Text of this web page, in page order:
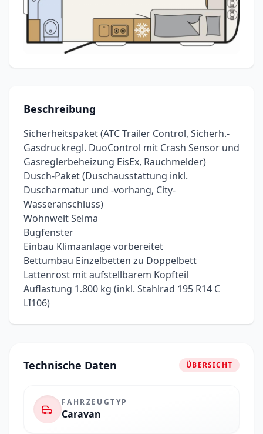
Beschreibung
Sicherheitspaket (ATC Trailer Control, Sicherh.-
Gasdruckregl. DuoControl mit Crash Sensor und
Gasreglerbeheizung EisEx, Rauchmelder)
Dusch-Paket (Duschausstattung inkl.
Duscharmatur und -vorhang, City-
Wasseranschluss)
Wohnwelt Selma
Bugfenster
Einbau Klimaanlage vorbereitet
Bettumbau Einzelbetten zu Doppelbett
Lattenrost mit aufstellbarem Kopfteil
Auflastung 1.800 kg (inkl. Stahlrad 195 R14 C
LI106)
Technische Daten ÜBERSICHT
FAHRZEUGTYP
Caravan